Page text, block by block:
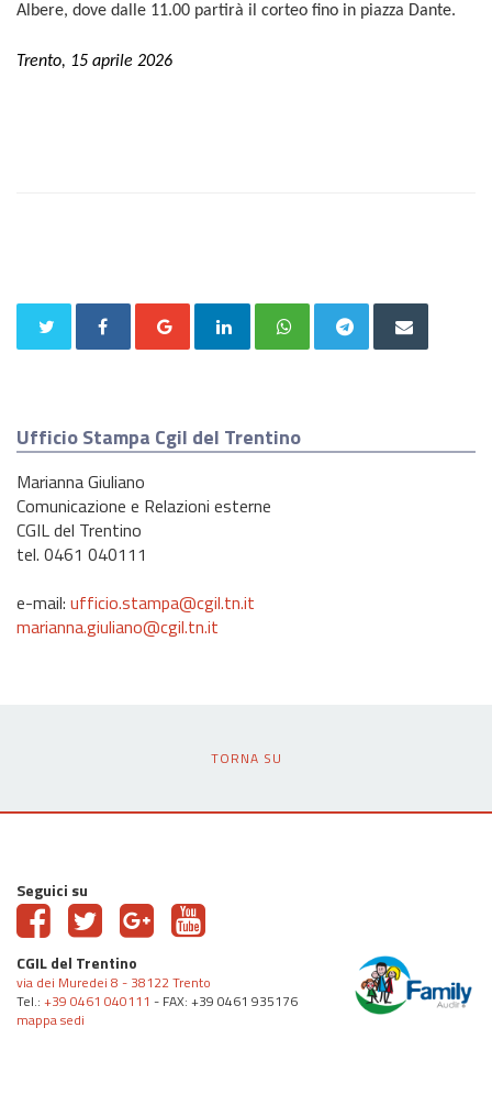
Albere, dove dalle 11.00 partirà il corteo fino in piazza Dante.
Trento, 15 aprile 2026
Ufficio Stampa Cgil del Trentino
Marianna Giuliano
Comunicazione e Relazioni esterne
CGIL del Trentino
tel. 0461 040111
e-mail: ufficio.stampa@cgil.tn.it
marianna.giuliano@cgil.tn.it
TORNA SU
Seguici su
CGIL del Trentino
via dei Muredei 8 - 38122 Trento
Tel.: +39 0461 040111 - FAX: +39 0461 935176
mappa sedi